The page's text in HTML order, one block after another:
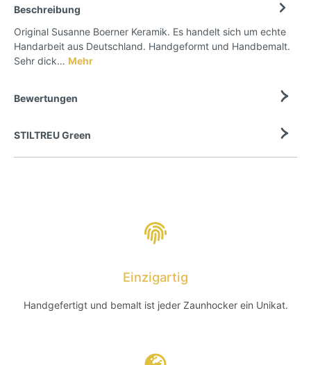
Beschreibung
Original Susanne Boerner Keramik. Es handelt sich um echte
Handarbeit aus Deutschland. Handgeformt und Handbemalt.
Sehr dick… Mehr
Bewertungen
STILTREU Green
Einzigartig
Handgefertigt und bemalt ist jeder Zaunhocker ein Unikat.